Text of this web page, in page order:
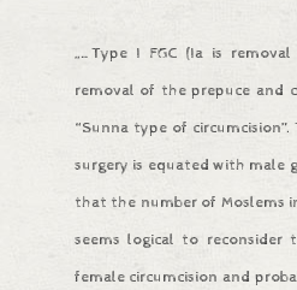
„…Type I FGC (Ia is
removal of the prepuce and
“Sunna type of
surgery is equated with male
that the number of Moslems
seems logical to
female circumcision and